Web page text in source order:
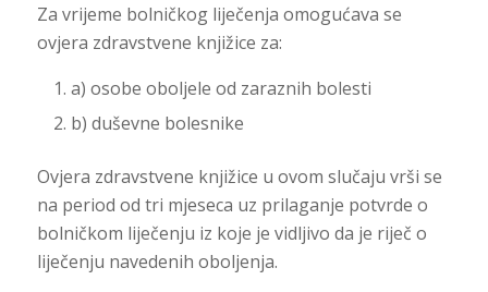
Za vrijeme bolničkog liječenja omogućava se
ovjera zdravstvene knjižice za:
a) osobe oboljele od zaraznih bolesti
b) duševne bolesnike
Ovjera zdravstvene knjižice u ovom slučaju vrši se
na period od tri mjeseca uz prilaganje potvrde o
bolničkom liječenju iz koje je vidljivo da je riječ o
liječenju navedenih oboljenja.